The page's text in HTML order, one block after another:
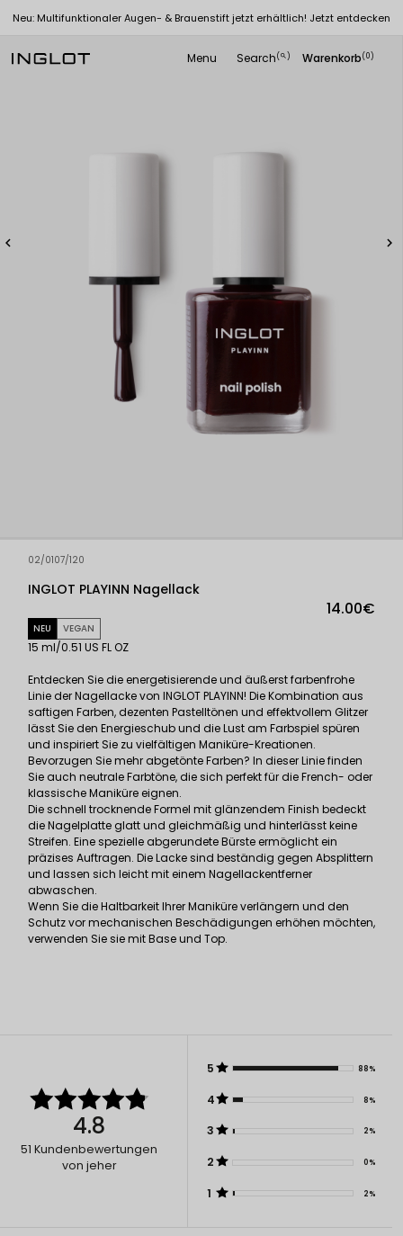
Neu: Multifunktionaler Augen- & Brauenstift jetzt erhältlich! Jetzt entdecken
Menu Search(
search ) Warenkorb(0)
 
02/0107/120
INGLOT PLAYINN Nagellack
14.00€
NEU VEGAN
15 ml/0.51 US FL OZ
Entdecken Sie die energetisierende und äußerst farbenfrohe
Linie der Nagellacke von INGLOT PLAYINN! Die Kombination aus
saftigen Farben, dezenten Pastelltönen und effektvollem Glitzer
lässt Sie den Energieschub und die Lust am Farbspiel spüren
und inspiriert Sie zu vielfältigen Maniküre-Kreationen.
Bevorzugen Sie mehr abgetönte Farben? In dieser Linie finden
Sie auch neutrale Farbtöne, die sich perfekt für die French- oder
klassische Maniküre eignen.
Die schnell trocknende Formel mit glänzendem Finish bedeckt
die Nagelplatte glatt und gleichmäßig und hinterlässt keine
Streifen. Eine spezielle abgerundete Bürste ermöglicht ein
präzises Auftragen. Die Lacke sind beständig gegen Absplittern
und lassen sich leicht mit einem Nagellackentferner
abwaschen.
Wenn Sie die Haltbarkeit Ihrer Maniküre verlängern und den
Schutz vor mechanischen Beschädigungen erhöhen möchten,
verwenden Sie sie mit Base und Top.
4.8
51 Kundenbewertungen
von jeher
5 88%
4 8%
3 2%
2 0%
1 2%